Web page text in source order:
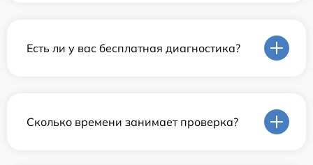
Есть ли у вас бесплатная диагностика?
Сколько времени занимает проверка?